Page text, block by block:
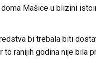
Mašice u blizini
bi trebala biti
ranijih godina nije bila